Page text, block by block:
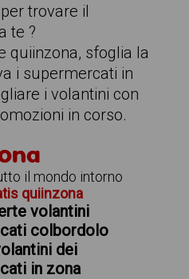
trovare il
te ?
quiinzona, sfoglia la
i supermercati in
i volantini con
in corso.
il mondo intorno
quiinzona
volantini
colbordolo
dei
in zona